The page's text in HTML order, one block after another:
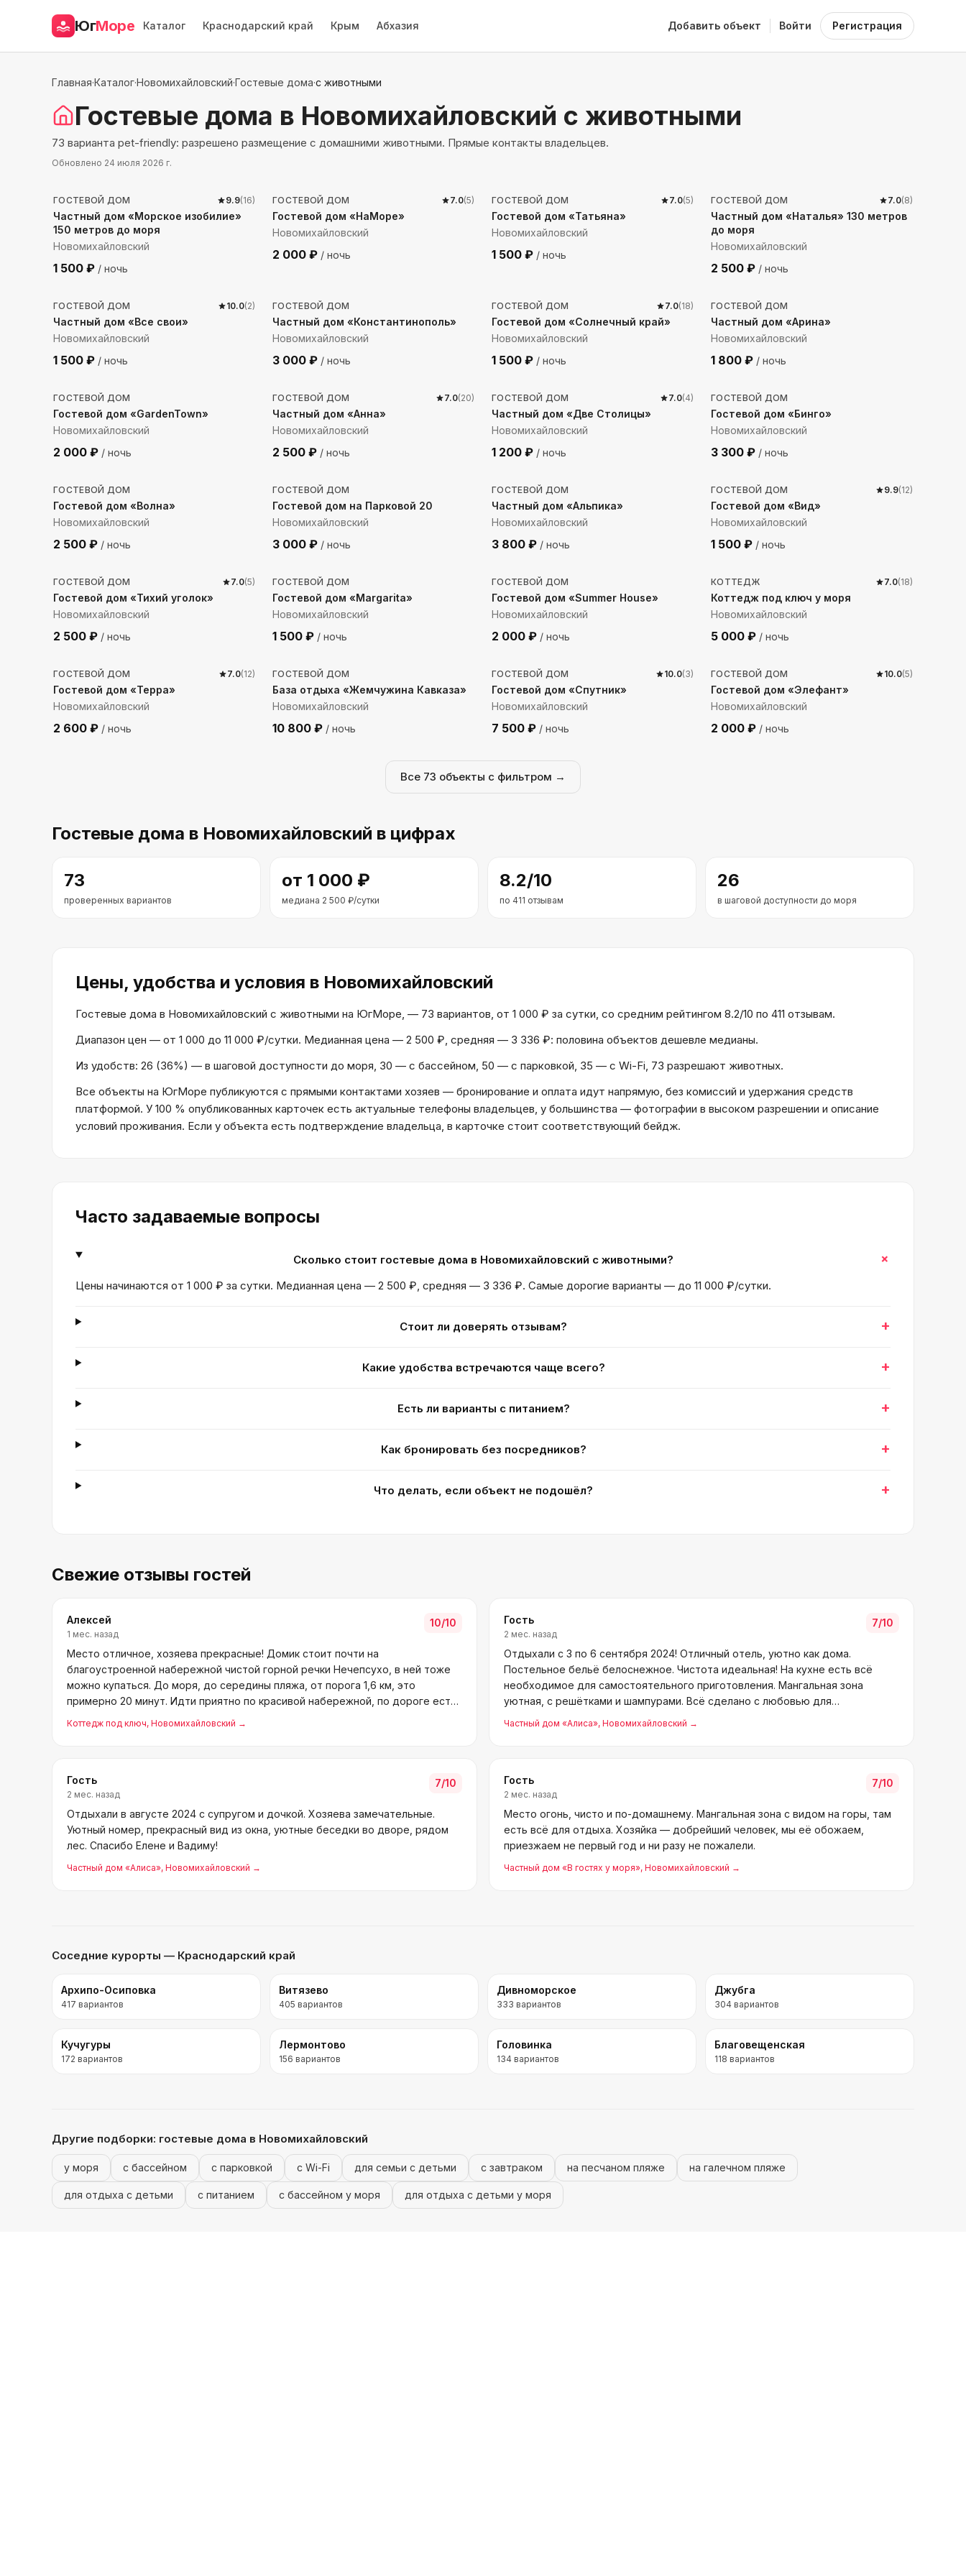
ЮгМоре Каталог Краснодарский край Крым Абхазия Добавить объект Войти Регистрация
Главная·Каталог·Новомихайловский·Гостевые дома·с животными
Гостевые дома в Новомихайловский с животными
73 варианта pet-friendly: разрешено размещение с домашними животными. Прямые контакты владельцев.
Обновлено 24 июля 2026 г.
147м до моря
ГОСТЕВОЙ ДОМ 9.9(16)
Частный дом «Морское изобилие»
150 метров до моря
Новомихайловский
1 500 ₽ / ночь
ГОСТЕВОЙ ДОМ 7.0(5)
Гостевой дом «НаМоре»
Новомихайловский
2 000 ₽ / ночь
ГОСТЕВОЙ ДОМ 7.0(5)
Гостевой дом «Татьяна»
Новомихайловский
1 500 ₽ / ночь
ГОСТЕВОЙ ДОМ 7.0(8)
Частный дом «Наталья» 130 метров
до моря
Новомихайловский
2 500 ₽ / ночь
1461 м до моря
ГОСТЕВОЙ ДОМ 10.0(2)
Частный дом «Все свои»
Новомихайловский
1 500 ₽ / ночь
ГОСТЕВОЙ ДОМ
Частный дом «Константинополь»
Новомихайловский
3 000 ₽ / ночь
ГОСТЕВОЙ ДОМ 7.0(18)
Гостевой дом «Солнечный край»
Новомихайловский
1 500 ₽ / ночь
2257 м до моря
ГОСТЕВОЙ ДОМ
Частный дом «Арина»
Новомихайловский
1 800 ₽ / ночь
662 м до моря
ГОСТЕВОЙ ДОМ
Гостевой дом «GardenTown»
Новомихайловский
2 000 ₽ / ночь
969м до моря
ГОСТЕВОЙ ДОМ 7.0(20)
Частный дом «Анна»
Новомихайловский
2 500 ₽ / ночь
2295 м до моря
ГОСТЕВОЙ ДОМ 7.0(4)
Частный дом «Две Столицы»
Новомихайловский
1 200 ₽ / ночь
380м до моря
ГОСТЕВОЙ ДОМ
Гостевой дом «Бинго»
Новомихайловский
3 300 ₽ / ночь
474м до моря
ГОСТЕВОЙ ДОМ
Гостевой дом «Волна»
Новомихайловский
2 500 ₽ / ночь
756м до моря
ГОСТЕВОЙ ДОМ
Гостевой дом на Парковой 20
Новомихайловский
3 000 ₽ / ночь
412м до моря
ГОСТЕВОЙ ДОМ
Частный дом «Альпика»
Новомихайловский
3 800 ₽ / ночь
2162 м до моря
ГОСТЕВОЙ ДОМ 9.9(12)
Гостевой дом «Вид»
Новомихайловский
1 500 ₽ / ночь
1446 м до моря
ГОСТЕВОЙ ДОМ 7.0(5)
Гостевой дом «Тихий уголок»
Новомихайловский
2 500 ₽ / ночь
1361м до моря
ГОСТЕВОЙ ДОМ
Гостевой дом «Margarita»
Новомихайловский
1 500 ₽ / ночь
513 м до моря
ГОСТЕВОЙ ДОМ
Гостевой дом «Summer House»
Новомихайловский
2 000 ₽ / ночь
179м до моря
КОТТЕДЖ 7.0(18)
Коттедж под ключ у моря
Новомихайловский
5 000 ₽ / ночь
756м до моря
ГОСТЕВОЙ ДОМ 7.0(12)
Гостевой дом «Терра»
Новомихайловский
2 600 ₽ / ночь
123м до моря
ГОСТЕВОЙ ДОМ
База отдыха «Жемчужина Кавказа»
Новомихайловский
10 800 ₽ / ночь
484м до моря
ГОСТЕВОЙ ДОМ 10.0(3)
Гостевой дом «Спутник»
Новомихайловский
7 500 ₽ / ночь
247м до моря
ГОСТЕВОЙ ДОМ 10.0(5)
Гостевой дом «Элефант»
Новомихайловский
2 000 ₽ / ночь
Все 73 объекты с фильтром →
Гостевые дома в Новомихайловский в цифрах
73
проверенных вариантов
от 1 000 ₽
медиана 2 500 ₽/сутки
8.2/10
по 411 отзывам
26
в шаговой доступности до моря
Цены, удобства и условия в Новомихайловский
Гостевые дома в Новомихайловский с животными на ЮгМоре, — 73 вариантов, от 1 000 ₽ за сутки, со средним рейтингом 8.2/10 по 411 отзывам.
Диапазон цен — от 1 000 до 11 000 ₽/сутки. Медианная цена — 2 500 ₽, средняя — 3 336 ₽: половина объектов дешевле медианы.
Из удобств: 26 (36%) — в шаговой доступности до моря, 30 — с бассейном, 50 — с парковкой, 35 — с Wi-Fi, 73 разрешают животных.
Все объекты на ЮгМоре публикуются с прямыми контактами хозяев — бронирование и оплата идут напрямую, без комиссий и удержания средств
платформой. У 100 % опубликованных карточек есть актуальные телефоны владельцев, у большинства — фотографии в высоком разрешении и описание
условий проживания. Если у объекта есть подтверждение владельца, в карточке стоит соответствующий бейдж.
Часто задаваемые вопросы
Сколько стоит гостевые дома в Новомихайловский с животными? +
Цены начинаются от 1 000 ₽ за сутки. Медианная цена — 2 500 ₽, средняя — 3 336 ₽. Самые дорогие варианты — до 11 000 ₽/сутки.
Стоит ли доверять отзывам? +
Какие удобства встречаются чаще всего? +
Есть ли варианты с питанием? +
Как бронировать без посредников? +
Что делать, если объект не подошёл? +
Свежие отзывы гостей
Алексей
1 мес. назад
10/10
Место отличное, хозяева прекрасные! Домик стоит почти на
благоустроенной набережной чистой горной речки Нечепсухо, в ней тоже
можно купаться. До моря, до середины пляжа, от порога 1,6 км, это
примерно 20 минут. Идти приятно по красивой набережной, по дороге есть
Коттедж под ключ, Новомихайловский →
Гость
2 мес. назад
7/10
Отдыхали с 3 по 6 сентября 2024! Отличный отель, уютно как дома.
Постельное бельё белоснежное. Чистота идеальная! На кухне есть всё
необходимое для самостоятельного приготовления. Мангальная зона
уютная, с решётками и шампурами. Всё сделано с любовью для
отдыхающих. Спасибо Елене
Частный дом «Алиса», Новомихайловский →
Гость
2 мес. назад
7/10
Отдыхали в августе 2024 с супругом и дочкой. Хозяева замечательные.
Уютный номер, прекрасный вид из окна, уютные беседки во дворе, рядом
лес. Спасибо Елене и Вадиму!
Частный дом «Алиса», Новомихайловский →
Гость
2 мес. назад
7/10
Место огонь, чисто и по-домашнему. Мангальная зона с видом на горы, там
есть всё для отдыха. Хозяйка — добрейший человек, мы её обожаем,
приезжаем не первый год и ни разу не пожалели.
Частный дом «В гостях у моря», Новомихайловский →
Соседние курорты — Краснодарский край
Архипо-Осиповка
417 вариантов
Витязево
405 вариантов
Дивноморское
333 вариантов
Джубга
304 вариантов
Кучугуры
172 вариантов
Лермонтово
156 вариантов
Головинка
134 вариантов
Благовещенская
118 вариантов
Другие подборки: гостевые дома в Новомихайловский
у моря с бассейном с парковкой с Wi-Fi для семьи с детьми с завтраком на песчаном пляже на галечном пляже
для отдыха с детьми с питанием с бассейном у моря для отдыха с детьми у моря